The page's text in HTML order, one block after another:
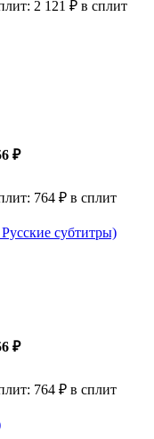
2 121 ₽ в сплит
₽
764 ₽ в сплит
субтитры)
₽
764 ₽ в сплит